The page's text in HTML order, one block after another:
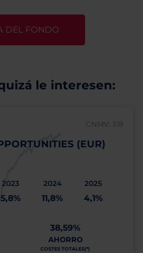
DEL FONDO
le interesen:
CNMV: 318
(EUR)
2023
5,8%
2024
11,8%
2025
4,1%
38,59%
AHORRO
COSTES TOTALES(*)